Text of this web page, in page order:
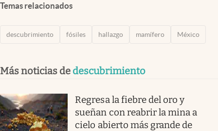
Temas relacionados
descubrimiento fósiles hallazgo mamífero México
Más noticias de descubrimiento
Regresa la fiebre del oro y
sueñan con reabrir la mina a
cielo abierto más grande de